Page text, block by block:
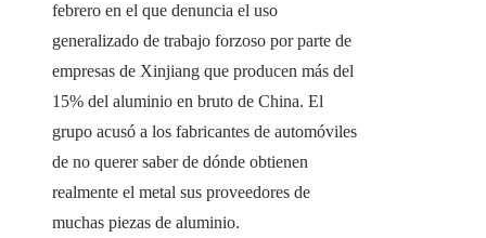
febrero en el que denuncia el uso
generalizado de trabajo forzoso por parte de
empresas de Xinjiang que producen más del
15% del aluminio en bruto de China. El
grupo acusó a los fabricantes de automóviles
de no querer saber de dónde obtienen
realmente el metal sus proveedores de
muchas piezas de aluminio.